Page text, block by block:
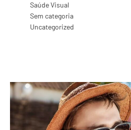
Saúde Visual
Sem categoria
Uncategorized